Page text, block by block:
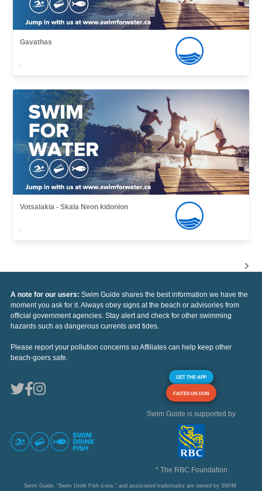
Gavathas
,
Votsalakia - Skala Νeon kidonion
,
A note for our users: Swim Guide shares the best information we have the
moment you ask for it. Always obey signs at the beach or advisories from
official government agencies. Stay alert and check for other swimming
hazards such as dangerous currents and tides.
Please report your pollution concerns so Affiliates can help keep other
beach-goers safe.
GET THE APP
FAITES UN DON
Swim Guide is supported by
* The RBC Foundation
Swim Guide, "Swim Drink Fish icons," and associated trademarks are owned by SWIM